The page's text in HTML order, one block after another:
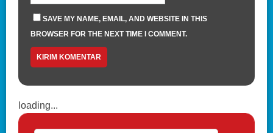
SAVE MY NAME, EMAIL, AND WEBSITE IN THIS
BROWSER FOR THE NEXT TIME I COMMENT.
loading...